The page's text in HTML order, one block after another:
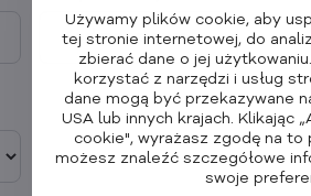
Używamy plików cookie, aby
tej stronie internetowej, do
zbierać dane o jej
korzystać z narzędzi i usług
dane mogą być przekazywane
USA lub innych krajach. Klikając
cookie", wyrażasz zgodę na to
możesz znaleźć szczegółowe
swoje